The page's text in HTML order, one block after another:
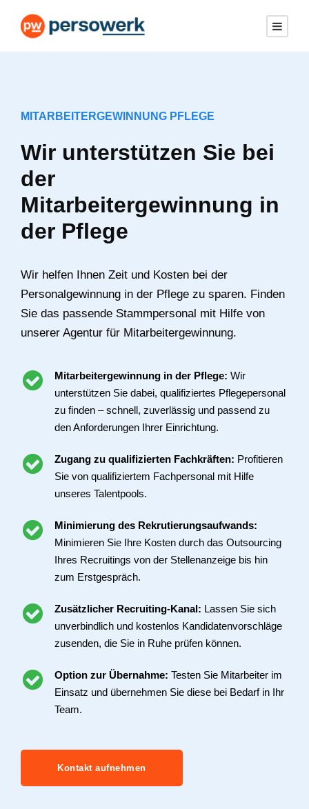
MITARBEITERGEWINNUNG PFLEGE
Wir unterstützen Sie bei
der
Mitarbeitergewinnung in
der Pflege
Wir helfen Ihnen Zeit und Kosten bei der
Personalgewinnung in der Pflege zu sparen. Finden
Sie das passende Stammpersonal mit Hilfe von
unserer Agentur für Mitarbeitergewinnung.
Mitarbeitergewinnung in der Pflege: Wir
unterstützen Sie dabei, qualifiziertes Pflegepersonal
zu finden – schnell, zuverlässig und passend zu
den Anforderungen Ihrer Einrichtung.
Zugang zu qualifizierten Fachkräften: Profitieren
Sie von qualifiziertem Fachpersonal mit Hilfe
unseres Talentpools.
Minimierung des Rekrutierungsaufwands:
Minimieren Sie Ihre Kosten durch das Outsourcing
Ihres Recruitings von der Stellenanzeige bis hin
zum Erstgespräch.
Zusätzlicher Recruiting-Kanal: Lassen Sie sich
unverbindlich und kostenlos Kandidatenvorschläge
zusenden, die Sie in Ruhe prüfen können.
Option zur Übernahme: Testen Sie Mitarbeiter im
Einsatz und übernehmen Sie diese bei Bedarf in Ihr
Team.
Kontakt aufnehmen